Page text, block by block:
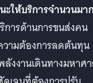
ให้บริการจำนวนมา
ารด้านการขนส่งคน
วามต้องการลดต้นทุน
ลังงานเดินทางมหาศ